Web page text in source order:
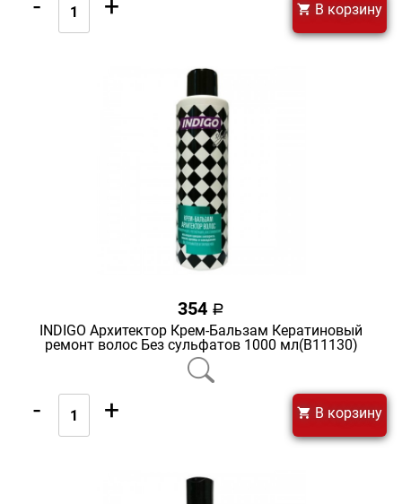
В корзину
354 a
INDIGO Архитектор Крем-Бальзам Кератиновый
ремонт волос Без сульфатов 1000 мл(В11130)
- + В корзину